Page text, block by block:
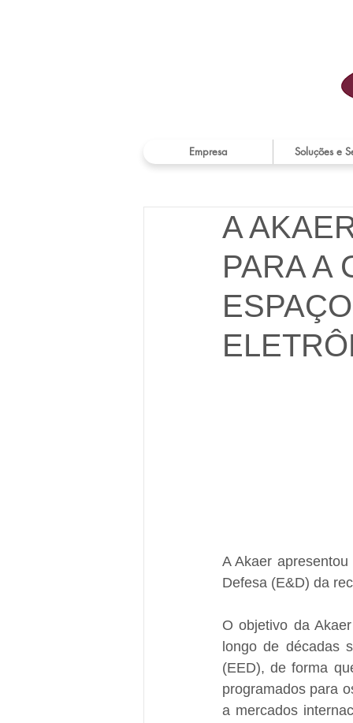
Empresa Soluções e
A
PARA A
A Akaer
Defesa (E&D) da
O objetivo da
longo de décadas
(EED), de forma
programados para
a mercados